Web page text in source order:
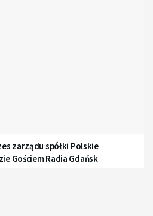
zarządu spółki Polskie
Gościem Radia Gdańsk